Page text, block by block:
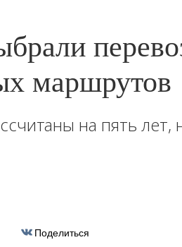
маршрутов
на пять лет,
Поделиться